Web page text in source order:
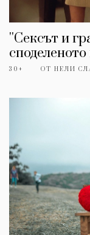
''Сексът и
30+ ОТ НЕЛИ